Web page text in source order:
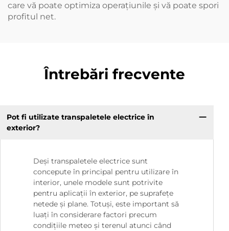
care vă poate optimiza operațiunile și vă poate spori
profitul net.
Întrebări frecvente
Pot fi utilizate transpaletele electrice în
exterior?
Deși transpaletele electrice sunt
concepute în principal pentru utilizare în
interior, unele modele sunt potrivite
pentru aplicații în exterior, pe suprafețe
netede și plane. Totuși, este important să
luați în considerare factori precum
condițiile meteo și terenul atunci când